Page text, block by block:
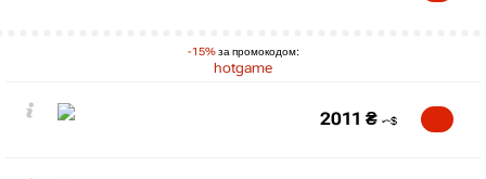
-15%за промокодом:
hotgame
2011 ₴